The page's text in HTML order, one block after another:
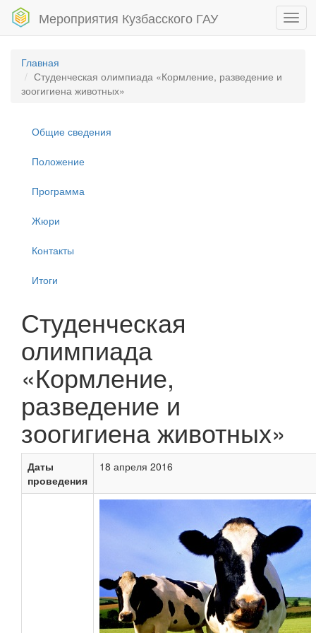
Мероприятия Кузбасского ГАУ
Главная
Студенческая олимпиада «Кормление, разведение и
зоогигиена животных»
Общие сведения
Положение
Программа
Жюри
Контакты
Итоги
Студенческая
олимпиада
«Кормление,
разведение и
зоогигиена животных»
Даты
проведения
18 апреля 2016